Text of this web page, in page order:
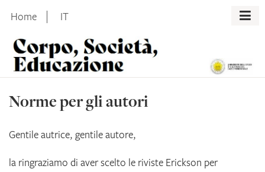
content
Home IT
Norme per gli autori
Gentile autrice, gentile autore,
la ringraziamo di aver scelto le riviste Erickson per